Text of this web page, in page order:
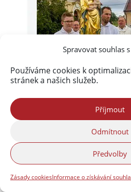
Spravovat souhlas
Používáme cookies k
stránek a našich služeb.
Příjmout
Odmítnout
Předvolby
Zásady cookiesInformace o získávání
Akismet